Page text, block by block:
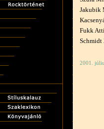
Jakubik
Fukk
Schmidt
2001.